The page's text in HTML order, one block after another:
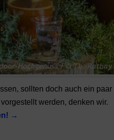
sollten doch auch ein paar
werden, denken wir.
→